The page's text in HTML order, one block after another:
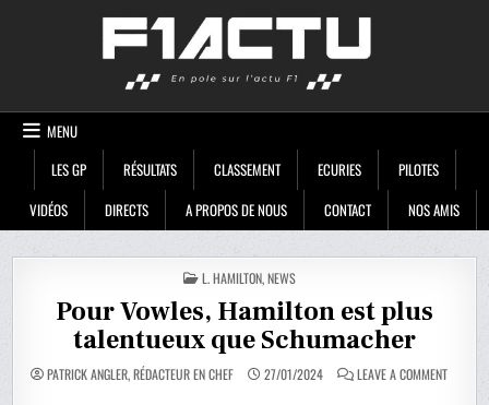
MENU
LES GP
RÉSULTATS CLASSEMENT ECURIES
PILOTES
VIDÉOS
DIRECTS A PROPOS DE NOUS CONTACT NOS AMIS
POSTED
IN
L. HAMILTON,NEWS
Pour Vowles, Hamilton est plus
talentueux que Schumacher
PATRICK ANGLER, RÉDACTEUR EN CHEF 27/01/2024 LEAVE A COMMENTON